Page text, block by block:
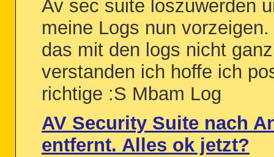
Av sec suite loszuwerden
meine Logs nun
das mit den logs nicht
verstanden ich hoffe ich
richtige :S Mbam Log
AV Security Suite nach
entfernt. Alles ok jetzt?